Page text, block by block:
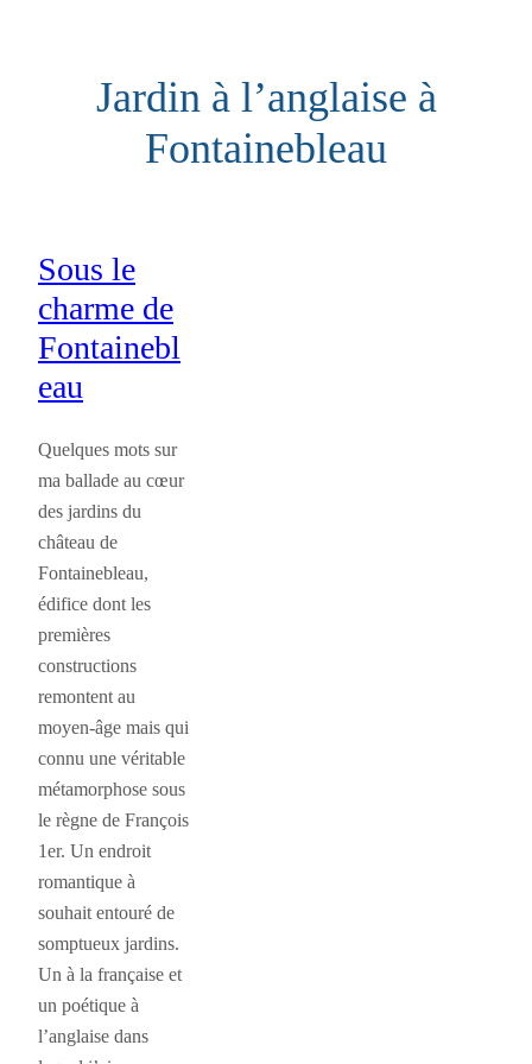
Jardin à l’anglaise à
Fontainebleau
Sous le
charme de
Fontainebl
eau
Quelques mots sur
ma ballade au cœur
des jardins du
château de
Fontainebleau,
édifice dont les
premières
constructions
remontent au
moyen-âge mais qui
connu une véritable
métamorphose sous
le règne de François
1er. Un endroit
romantique à
souhait entouré de
somptueux jardins.
Un à la française et
un poétique à
l’anglaise dans